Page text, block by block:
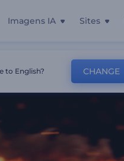
Imagens IA Sites
to English? CHANGE